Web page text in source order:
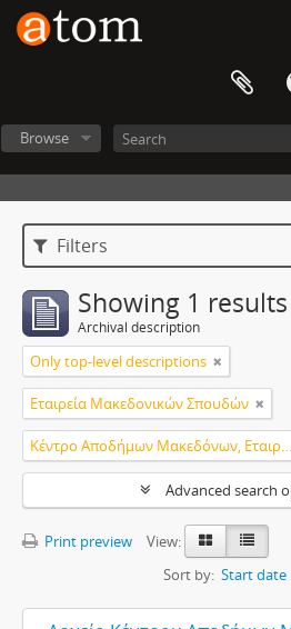
Browse
Filters
Showing 1 results
Archival description
Only top-level descriptions
Εταιρεία Μακεδονικών Σπουδών
Κέντρο Αποδήμων Μακεδόνων, Εταιρεία Μακεδονικών Σπουδών.
Advanced search
Print preview
View:
Sort by: Start date